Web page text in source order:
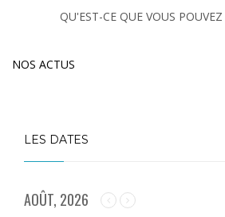
QU'EST-CE QUE VOUS
NOS ACTUS
LES DATES
AOÛT, 2026